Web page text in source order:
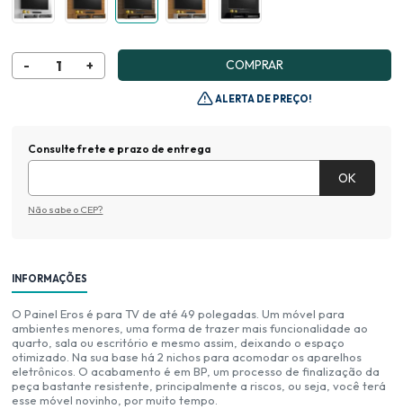
COMPRAR
ALERTA DE PREÇO!
Consulte frete e prazo de entrega
Não sabe o CEP?
INFORMAÇÕES
O Painel Eros é para TV de até 49 polegadas. Um móvel para
ambientes menores, uma forma de trazer mais funcionalidade ao
quarto, sala ou escritório e mesmo assim, deixando o espaço
otimizado. Na sua base há 2 nichos para acomodar os aparelhos
eletrônicos. O acabamento é em BP, um processo de finalização da
peça bastante resistente, principalmente a riscos, ou seja, você terá
esse móvel novinho, por muito tempo.